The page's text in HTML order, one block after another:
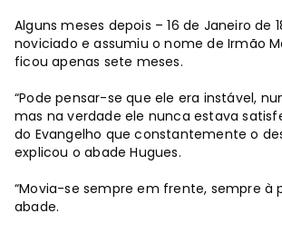
Alguns meses depois – 16 de Janeiro de
noviciado e assumiu o nome de Irmão
ficou apenas sete meses.
“Pode pensar-se que ele era instável,
mas na verdade ele nunca estava
do Evangelho que constantemente o
explicou o abade Hugues.
“Movia-se sempre em frente, sempre à
abade.